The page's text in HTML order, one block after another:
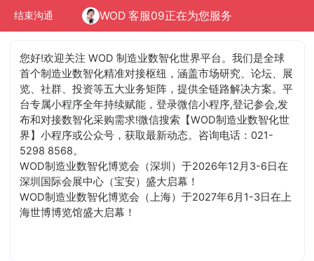
结束沟通 WOD 客服09正在为您服务
您好!欢迎关注 WOD 制造业数智化世界平台。我们是全球
首个制造业数智化精准对接枢纽，涵盖市场研究、论坛、展
览、社群、投资等五大业务矩阵，提供全链路解决方案。平
台专属小程序全年持续赋能，登录微信小程序,登记参会,发
布和对接数智化采购需求!微信搜索【WOD制造业数智化世
界】小程序或公众号，获取最新动态。咨询电话：021-
5298 8568。
WOD制造业数智化博览会（深圳）于2026年12月3-6日在
深圳国际会展中心（宝安）盛大启幕！
WOD制造业数智化博览会（上海）于2027年6月1-3日在上
海世博博览馆盛大启幕！